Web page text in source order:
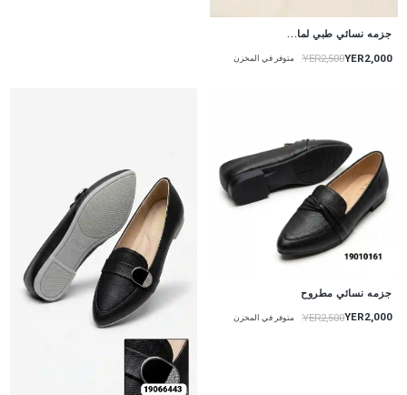
جزمه نسائي طبي لما...
YER2,000
YER2,500 متوفر في المخزن
جزمه نسائي مطروح
YER2,000
YER2,500 متوفر في المخزن